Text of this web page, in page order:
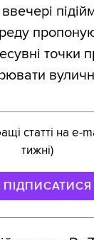
точки
статті на e-
тижні)
ПІДПИСАТИСЯ